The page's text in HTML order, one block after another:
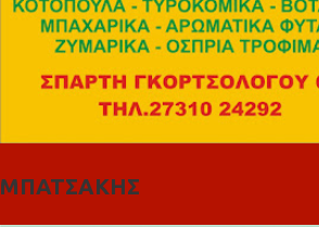
ΜΠΑΤΣΑΚΗΣ